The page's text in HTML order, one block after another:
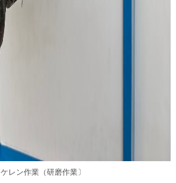
ケレン作業（研磨作業〕